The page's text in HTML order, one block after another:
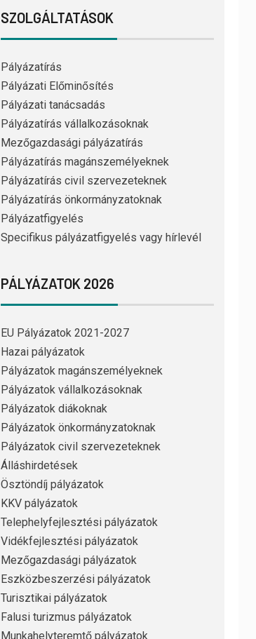
SZOLGÁLTATÁSOK
Pályázatírás
Pályázati Előminősítés
Pályázati tanácsadás
Pályázatírás vállalkozásoknak
Mezőgazdasági pályázatírás
Pályázatírás magánszemélyeknek
Pályázatírás civil szervezeteknek
Pályázatírás önkormányzatoknak
Pályázatfigyelés
Specifikus pályázatfigyelés vagy hírlevél
PÁLYÁZATOK 2026
EU Pályázatok 2021-2027
Hazai pályázatok
Pályázatok magánszemélyeknek
Pályázatok vállalkozásoknak
Pályázatok diákoknak
Pályázatok önkormányzatoknak
Pályázatok civil szervezeteknek
Álláshirdetések
Ösztöndíj pályázatok
KKV pályázatok
Telephelyfejlesztési pályázatok
Vidékfejlesztési pályázatok
Mezőgazdasági pályázatok
Eszközbeszerzési pályázatok
Turisztikai pályázatok
Falusi turizmus pályázatok
Munkahelyteremtő pályázatok